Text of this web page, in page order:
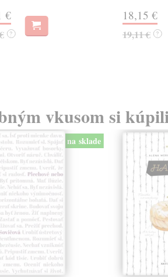
€
?
18,15 €
19,11 € ?
vkusom si
na sklade